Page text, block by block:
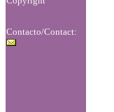
Contacto/Contact: